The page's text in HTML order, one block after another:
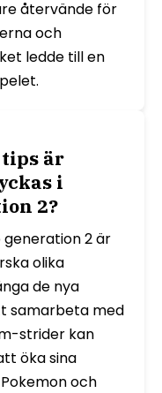
återvände för
och
ledde till en
är
i
2?
generation 2 är
olika
de nya
samarbeta med
strider kan
öka sina
och